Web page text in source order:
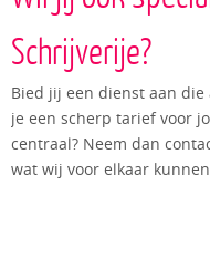
Schrijverije?
Bied jij een dienst aan
je een scherp tarief voor
centraal? Neem dan
wat wij voor elkaar